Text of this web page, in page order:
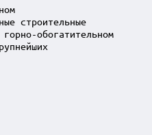
строительные
обогатительном